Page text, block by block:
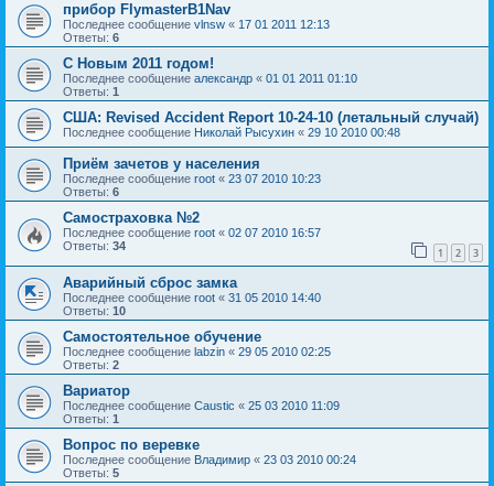
прибор FlymasterB1Nav
Последнее сообщение vlnsw « 17 01 2011 12:13
Ответы: 6
С Новым 2011 годом!
Последнее сообщение александр « 01 01 2011 01:10
Ответы: 1
США: Revised Accident Report 10-24-10 (летальный случай)
Последнее сообщение Николай Рысухин « 29 10 2010 00:48
Приём зачетов у населения
Последнее сообщение root « 23 07 2010 10:23
Ответы: 6
Самостраховка №2
Последнее сообщение root « 02 07 2010 16:57
Ответы: 34 1 2 3
Аварийный сброс замка
Последнее сообщение root « 31 05 2010 14:40
Ответы: 10
Самостоятельное обучение
Последнее сообщение labzin « 29 05 2010 02:25
Ответы: 2
Вариатор
Последнее сообщение Caustic « 25 03 2010 11:09
Ответы: 1
Вопрос по веревке
Последнее сообщение Владимир « 23 03 2010 00:24
Ответы: 5